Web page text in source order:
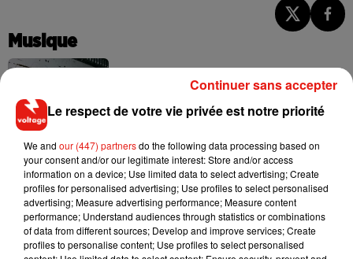
Musique
collaboration tant attendue
6 août 2026
Il y a 10 ans, DJ Snake changeait de
dimension avec son premier...
Le respect de votre vie privée est notre priorité
We and our (447) partnersdo the following data processing based on
your consent and/or our legitimate interest: Store and/or access
information on a device; Use limited data to select advertising; Create
profiles for personalised advertising; Use profiles to select personalised
advertising; Measure advertising performance; Measure content
performance; Understand audiences through statistics or combinations
of data from different sources; Develop and improve services; Create
profiles to personalise content; Use profiles to select personalised
Continuer sans accepter